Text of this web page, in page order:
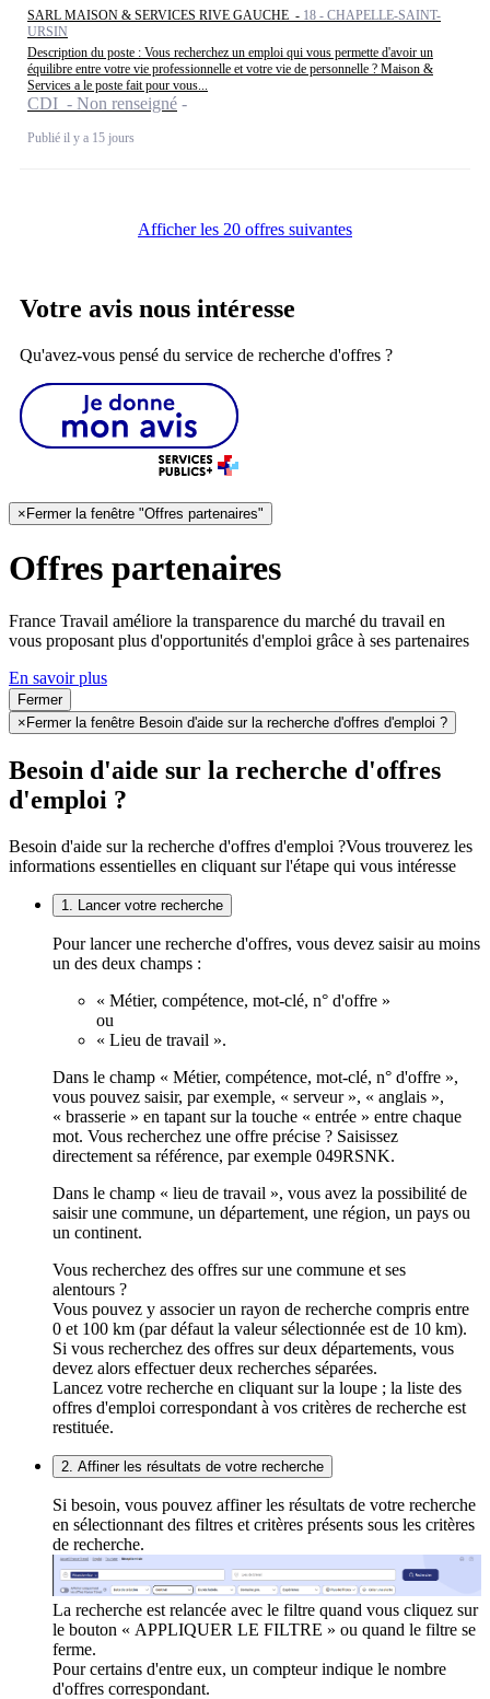
SARL MAISON & SERVICES RIVE GAUCHE - 18 - CHAPELLE-SAINT-
URSIN
Description du poste : Vous recherchez un emploi qui vous permette d'avoir un
équilibre entre votre vie professionnelle et votre vie de personnelle ? Maison &
Services a le poste fait pour vous...
CDI - Non renseigné
Publié il y a 15 jours
Afficher les 20 offres suivantes
Votre avis nous intéresse
Qu'avez-vous pensé du service de recherche d'offres ?
×Fermer la fenêtre "Offres partenaires"
Offres partenaires
France Travail améliore la transparence du marché du travail en
vous proposant plus d'opportunités d'emploi grâce à ses partenaires
En savoir plus
Fermer
× Fermer la fenêtre Besoin d'aide sur la recherche d'offres d'emploi ?
Besoin d'aide sur la recherche d'offres
d'emploi ?
Besoin d'aide sur la recherche d'offres d'emploi ?Vous trouverez les
informations essentielles en cliquant sur l'étape qui vous intéresse
1. Lancer votre recherche
Pour lancer une recherche d'offres, vous devez saisir au moins
un des deux champs :
« Métier, compétence, mot-clé, n° d'offre »
ou
« Lieu de travail ».
Dans le champ « Métier, compétence, mot-clé, n° d'offre »,
vous pouvez saisir, par exemple, « serveur », « anglais »,
« brasserie » en tapant sur la touche « entrée » entre chaque
mot. Vous recherchez une offre précise ? Saisissez
directement sa référence, par exemple 049RSNK.
Dans le champ « lieu de travail », vous avez la possibilité de
saisir une commune, un département, une région, un pays ou
un continent.
Vous recherchez des offres sur une commune et ses
alentours ?
Vous pouvez y associer un rayon de recherche compris entre
0 et 100 km (par défaut la valeur sélectionnée est de 10 km).
Si vous recherchez des offres sur deux départements, vous
devez alors effectuer deux recherches séparées.
Lancez votre recherche en cliquant sur la loupe ; la liste des
offres d'emploi correspondant à vos critères de recherche est
restituée.
2. Affiner les résultats de votre recherche
Si besoin, vous pouvez affiner les résultats de votre recherche
en sélectionnant des filtres et critères présents sous les critères
de recherche.
La recherche est relancée avec le filtre quand vous cliquez sur
le bouton « APPLIQUER LE FILTRE » ou quand le filtre se
ferme.
Pour certains d'entre eux, un compteur indique le nombre
d'offres correspondant.